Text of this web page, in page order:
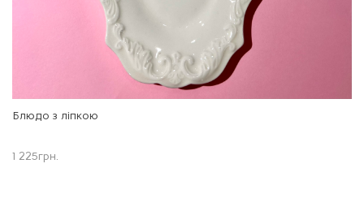
Блюдо з ліпкою
1 225грн.